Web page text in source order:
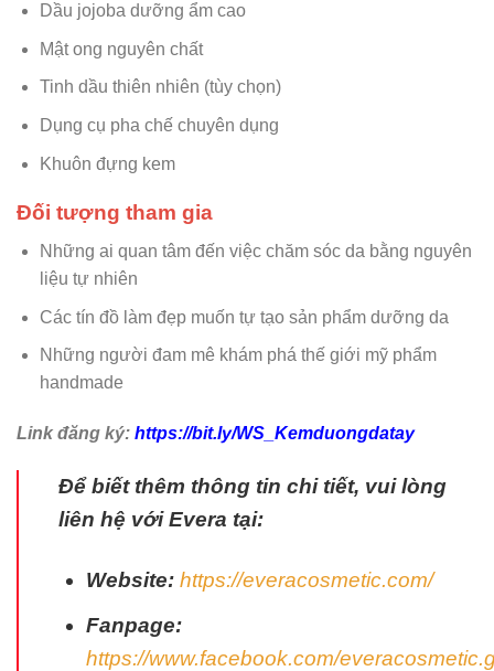
Dầu jojoba dưỡng ẩm cao
Mật ong nguyên chất
Tinh dầu thiên nhiên (tùy chọn)
Dụng cụ pha chế chuyên dụng
Khuôn đựng kem
Đối tượng tham gia
Những ai quan tâm đến việc chăm sóc da bằng nguyên
liệu tự nhiên
Các tín đồ làm đẹp muốn tự tạo sản phẩm dưỡng da
Những người đam mê khám phá thế giới mỹ phẩm
handmade
Link đăng ký: https://bit.ly/WS_Kemduongdatay
Để biết thêm thông tin chi tiết, vui lòng
liên hệ với Evera tại:
Website: https://everacosmetic.com/
Fanpage:
https://www.facebook.com/